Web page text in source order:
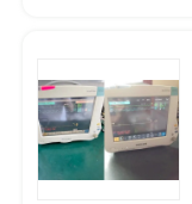
বাড়ি
পণ্য